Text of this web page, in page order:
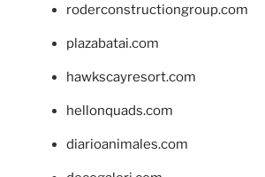
roderconstructiongroup.com
plazabatai.com
hawkscayresort.com
hellonquads.com
diarioanimales.com